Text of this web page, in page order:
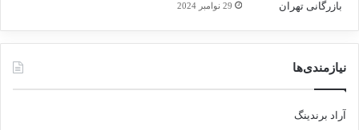
29 نوامبر 2024
نیازمندی‌ها
آراد برندینگ